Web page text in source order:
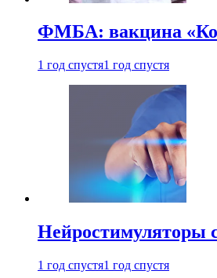
ФМБА: вакцина
1 год спустя1 год спустя
Нейростимуляторы
1 год спустя1 год спустя